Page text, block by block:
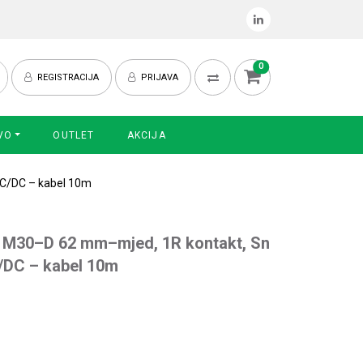
REGISTRACIJA PRIJAVA
0
OUTLET AKCIJA
DC – kabel 10m
62 mm–mjed, 1R kontakt, Sn
– kabel 10m